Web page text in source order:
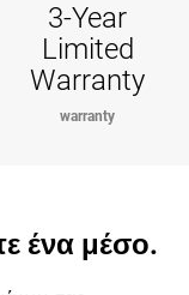
3-Year
Limited
Warranty
warranty
ένα μέσο.